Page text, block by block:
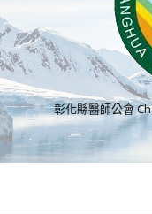
彰化縣醫師公會